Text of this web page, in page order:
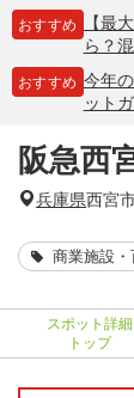
おすすめ
【最
ら？
おすすめ 今年
ット
阪急西
兵庫県西宮
商業施設
スポット詳細
トップ